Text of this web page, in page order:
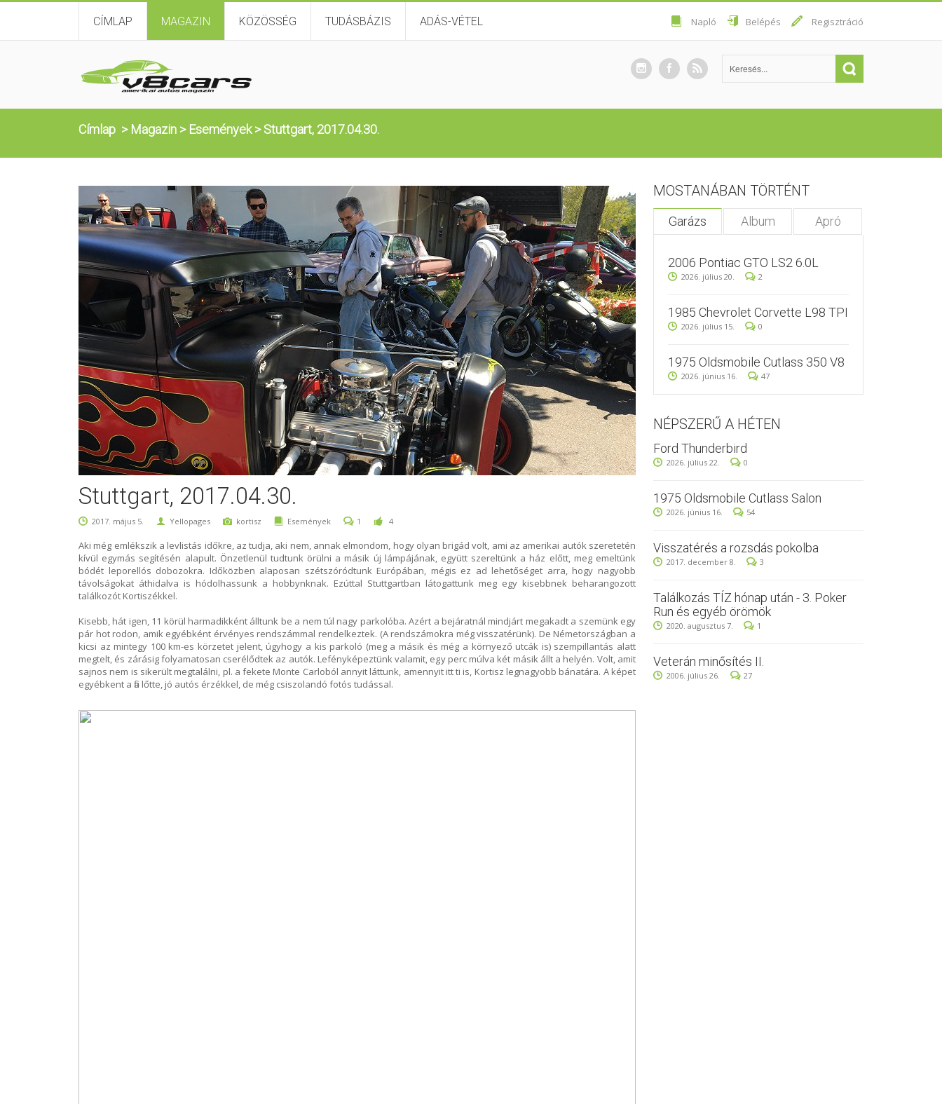
CÍMLAP MAGAZIN KÖZÖSSÉG TUDÁSBÁZIS ADÁS-VÉTEL Napló Belépés Regisztráció
Címlap > Magazin > Események>Stuttgart, 2017.04.30.
Stuttgart, 2017.04.30.
2017. május 5. Yellopages kortisz Események 1 4
Aki még emlékszik a levlistás időkre, az tudja, aki nem, annak elmondom, hogy olyan brigád volt, ami az amerikai autók szeretetén
kívül egymás segítésén alapult. Önzetlenül tudtunk örülni a másik új lámpájának, együtt szereltünk a ház előtt, meg emeltünk
bódét leporellós dobozokra. Időközben alaposan szétszóródtunk Európában, mégis ez ad lehetőséget arra, hogy nagyobb
távolságokat áthidalva is hódolhassunk a hobbynknak. Ezúttal Stuttgartban látogattunk meg egy kisebbnek beharangozott
találkozót Kortiszékkel.
Kisebb, hát igen, 11 körül harmadikként álltunk be a nem túl nagy parkolóba. Azért a bejáratnál mindjárt megakadt a szemünk egy
pár hot rodon, amik egyébként érvényes rendszámmal rendelkeztek. (A rendszámokra még visszatérünk). De Németországban a
kicsi az mintegy 100 km-es körzetet jelent, úgyhogy a kis parkoló (meg a másik és még a környező utcák is) szempillantás alatt
megtelt, és zárásig folyamatosan cserélődtek az autók. Lefényképeztünk valamit, egy perc múlva két másik állt a helyén. Volt, amit
sajnos nem is sikerült megtalálni, pl. a fekete Monte Carloból annyit láttunk, amennyit itt ti is, Kortisz legnagyobb bánatára. A képet
egyébkent a fia lőtte, jó autós érzékkel, de még csiszolandó fotós tudással.
MOSTANÁBAN TÖRTÉNT
Garázs Album Apró
2006 Pontiac GTO LS2 6.0L
2026. július 20. 2
1985 Chevrolet Corvette L98 TPI
2026. július 15. 0
1975 Oldsmobile Cutlass 350 V8
2026. június 16. 47
NÉPSZERŰ A HÉTEN
Ford Thunderbird
2026. július 22. 0
1975 Oldsmobile Cutlass Salon
2026. június 16. 54
Visszatérés a rozsdás pokolba
2017. december 8. 3
Találkozás TÍZ hónap után - 3. Poker
Run és egyéb örömök
2020. augusztus 7. 1
Veterán minősítés II.
2006. július 26. 27